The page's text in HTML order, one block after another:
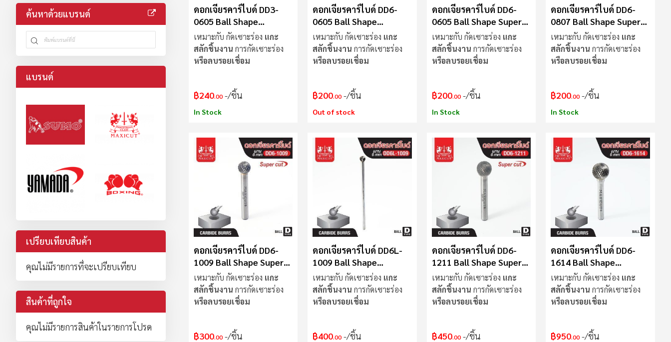
ดอกเจียรคาร์ไบด์ DD3-
0605 Ball Shape
MAXICUT
เหมาะกับ กัดเซาะร่อง แกะ
สลักชิ้นงาน การกัดเซาะร่อง
หรือลบรอยเชื่อม
฿240.00 /ชิ้น
In Stock
ดอกเจียรคาร์ไบด์ DD6-
0605 Ball Shape
MAXICUT
เหมาะกับ กัดเซาะร่อง แกะ
สลักชิ้นงาน การกัดเซาะร่อง
หรือลบรอยเชื่อม
฿200.00 /ชิ้น
Out of stock
ดอกเจียรคาร์ไบด์ DD6-
0605 Ball Shape Super
Cut
เหมาะกับ กัดเซาะร่อง แกะ
สลักชิ้นงาน การกัดเซาะร่อง
หรือลบรอยเชื่อม
฿200.00 /ชิ้น
In Stock
ดอกเจียรคาร์ไบด์ DD6-
0807 Ball Shape Super
Cut
เหมาะกับ กัดเซาะร่อง แกะ
สลักชิ้นงาน การกัดเซาะร่อง
หรือลบรอยเชื่อม
฿200.00 /ชิ้น
In Stock
ดอกเจียรคาร์ไบด์ DD6-
1009 Ball Shape Super
Cut
เหมาะกับ กัดเซาะร่อง แกะ
สลักชิ้นงาน การกัดเซาะร่อง
หรือลบรอยเชื่อม
฿300.00 /ชิ้น
ดอกเจียรคาร์ไบด์ DD6L-
1009 Ball Shape
MAXICUT
เหมาะกับ กัดเซาะร่อง แกะ
สลักชิ้นงาน การกัดเซาะร่อง
หรือลบรอยเชื่อม
฿400.00 /ชิ้น
ดอกเจียรคาร์ไบด์ DD6-
1211 Ball Shape Super
Cut
เหมาะกับ กัดเซาะร่อง แกะ
สลักชิ้นงาน การกัดเซาะร่อง
หรือลบรอยเชื่อม
฿450.00 /ชิ้น
ดอกเจียรคาร์ไบด์ DD6-
1614 Ball Shape
MAXICUT
เหมาะกับ กัดเซาะร่อง แกะ
สลักชิ้นงาน การกัดเซาะร่อง
หรือลบรอยเชื่อม
฿950.00 /ชิ้น
ค้นหาด้วยแบรนด์
แบรนด์
เปรียบเทียบสินค้า
คุณไม่มีรายการที่จะเปรียบเทียบ
สินค้าที่ถูกใจ
คุณไม่มีรายการสินค้าในรายการโปรด